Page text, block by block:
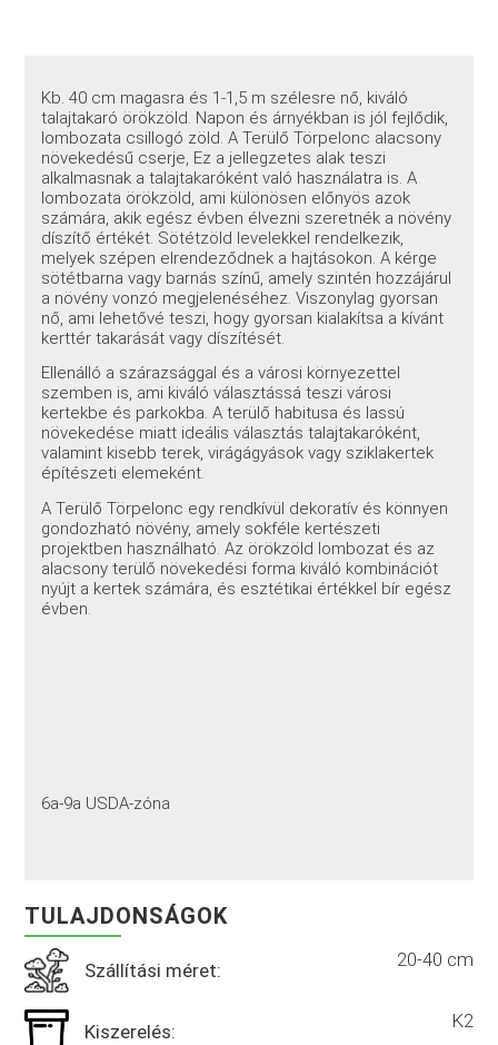
Kb. 40 cm magasra és 1-1,5 m szélesre nő, kiváló
talajtakaró örökzöld. Napon és árnyékban is jól fejlődik,
lombozata csillogó zöld. A Terülő Törpelonc alacsony
növekedésű cserje, Ez a jellegzetes alak teszi
alkalmasnak a talajtakaróként való használatra is. A
lombozata örökzöld, ami különösen előnyös azok
számára, akik egész évben élvezni szeretnék a növény
díszítő értékét. Sötétzöld levelekkel rendelkezik,
melyek szépen elrendeződnek a hajtásokon. A kérge
sötétbarna vagy barnás színű, amely szintén hozzájárul
a növény vonzó megjelenéséhez. Viszonylag gyorsan
nő, ami lehetővé teszi, hogy gyorsan kialakítsa a kívánt
kerttér takarását vagy díszítését.
Ellenálló a szárazsággal és a városi környezettel
szemben is, ami kiváló választássá teszi városi
kertekbe és parkokba. A terülő habitusa és lassú
növekedése miatt ideális választás talajtakaróként,
valamint kisebb terek, virágágyások vagy sziklakertek
építészeti elemeként.
A Terülő Törpelonc egy rendkívül dekoratív és könnyen
gondozható növény, amely sokféle kertészeti
projektben használható. Az örökzöld lombozat és az
alacsony terülő növekedési forma kiváló kombinációt
nyújt a kertek számára, és esztétikai értékkel bír egész
évben.
6a-9a USDA-zóna
TULAJDONSÁGOK
Szállítási méret: 20-40 cm
Kiszerelés: K2